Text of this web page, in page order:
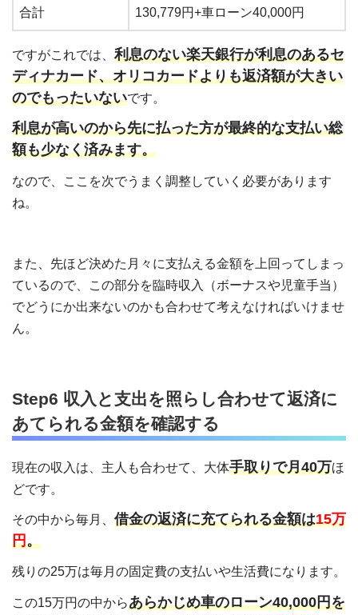
合計 130,779円+車ローン40,000円
ですがこれでは、 利息のない楽天銀行が利息のあるセ
ディナカード、オリコカードよりも返済額が大きい
のでもったいないです。
利息が高いのから先に払った方が最終的な支払い総
額も少なく済みます。
なので、ここを次でうまく調整していく必要があります
ね。
また、先ほど決めた月々に支払える金額を上回ってしまっ
ているので、この部分を臨時収入（ボーナスや児童手当）
でどうにか出来ないのかも合わせて考えなければいけませ
ん。
Step6 収入と支出を照らし合わせて返済に
あてられる金額を確認する
現在の収入は、主人も合わせて、大体手取りで月40万ほ
どです。
その中から毎月、 借金の返済に充てられる金額は15万
円。
残りの25万は毎月の固定費の支払いや生活費になります。
この15万円の中からあらかじめ車のローン40,000円を